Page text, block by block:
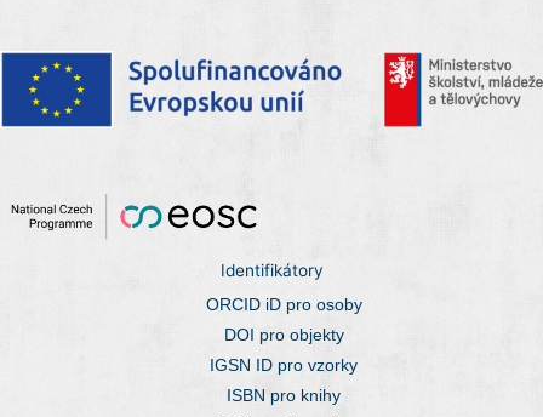
Identifikátory
ORCID iD pro osoby
DOI pro objekty
IGSN ID pro vzorky
ISBN pro knihy